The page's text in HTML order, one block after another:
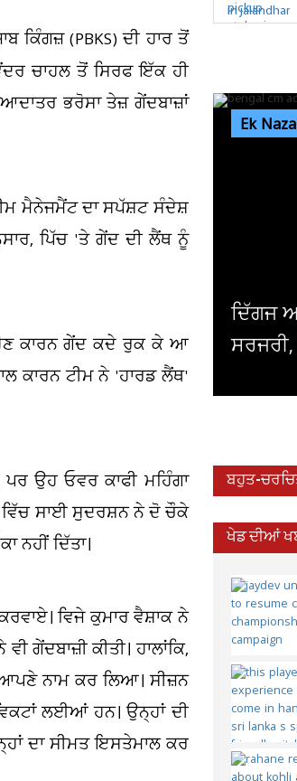
ਕਿੰਗਜ਼ (PBKS) ਦੀ ਹਾਰ ਤੋਂ
ਚਾਹਲ ਤੋਂ ਸਿਰਫ ਇੱਕ ਹੀ
ਭਰੋਸਾ ਤੇਜ਼ ਗੇਂਦਬਾਜ਼ਾਂ
ਮੈਨੇਜਮੈਂਟ ਦਾ ਸਪੱਸ਼ਟ ਸੰਦੇਸ਼
ਪਿੱਚ 'ਤੇ ਗੇਂਦ ਦੀ ਲੈਂਥ ਨੂੰ
ਹੋਣ ਕਾਰਨ ਗੇਂਦ ਕਦੇ ਰੁਕ ਕੇ ਆ
ਕਾਰਨ ਟੀਮ ਨੇ 'ਹਾਰਡ ਲੈਂਥ'
ਉਹ ਓਵਰ ਕਾਫੀ ਮਹਿੰਗਾ
ਸਾਈ ਸੁਦਰਸ਼ਨ ਨੇ ਦੋ ਚੌਕੇ
ਨਹੀਂ ਦਿੱਤਾ।
ਵਿਜੇ ਕੁਮਾਰ ਵੈਸ਼ਾਕ ਨੇ
ਗੇਂਦਬਾਜ਼ੀ ਕੀਤੀ। ਹਾਲਾਂਕਿ,
ਨਾਮ ਕਰ ਲਿਆ। ਸੀਜ਼ਨ
ਲਈਆਂ ਹਨ। ਉਨ੍ਹਾਂ ਦੀ
ਦਾ ਸੀਮਤ ਇਸਤੇਮਾਲ ਕਰ
Ek
ਦਿੱਗਜ ਅਦਾਕਾਰ ਮਿਥੁਨ ਚੱਕਰਵਰਤੀ
ਸਰਜਰੀ, ਹਾਲ ਜਾਣਨ ਲਈ ਹਸਪਤਾਲ
ਬਹੁਤ-
ਖੇਡ ਦੀਆਂ